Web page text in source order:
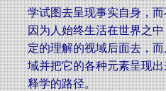
学试图去呈现事实自身，
因为人始终生活在世界之
定的理解的视域后面去，
域并把它的各种元素呈现
释学的路径。